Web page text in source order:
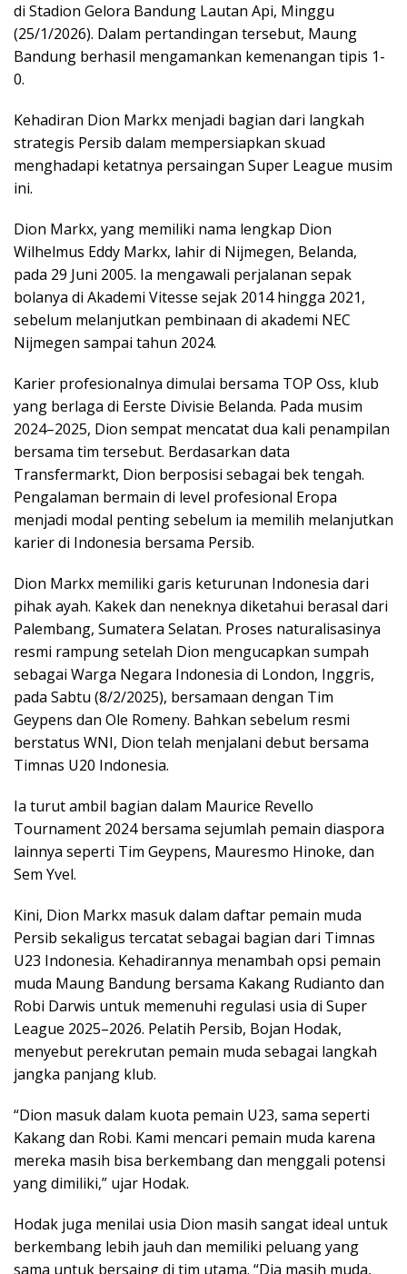
di Stadion Gelora Bandung Lautan Api, Minggu
(25/1/2026). Dalam pertandingan tersebut, Maung
Bandung berhasil mengamankan kemenangan tipis 1-
0.
Kehadiran Dion Markx menjadi bagian dari langkah
strategis Persib dalam mempersiapkan skuad
menghadapi ketatnya persaingan Super League musim
ini.
Dion Markx, yang memiliki nama lengkap Dion
Wilhelmus Eddy Markx, lahir di Nijmegen, Belanda,
pada 29 Juni 2005. Ia mengawali perjalanan sepak
bolanya di Akademi Vitesse sejak 2014 hingga 2021,
sebelum melanjutkan pembinaan di akademi NEC
Nijmegen sampai tahun 2024.
Karier profesionalnya dimulai bersama TOP Oss, klub
yang berlaga di Eerste Divisie Belanda. Pada musim
2024–2025, Dion sempat mencatat dua kali penampilan
bersama tim tersebut. Berdasarkan data
Transfermarkt, Dion berposisi sebagai bek tengah.
Pengalaman bermain di level profesional Eropa
menjadi modal penting sebelum ia memilih melanjutkan
karier di Indonesia bersama Persib.
Dion Markx memiliki garis keturunan Indonesia dari
pihak ayah. Kakek dan neneknya diketahui berasal dari
Palembang, Sumatera Selatan. Proses naturalisasinya
resmi rampung setelah Dion mengucapkan sumpah
sebagai Warga Negara Indonesia di London, Inggris,
pada Sabtu (8/2/2025), bersamaan dengan Tim
Geypens dan Ole Romeny. Bahkan sebelum resmi
berstatus WNI, Dion telah menjalani debut bersama
Timnas U20 Indonesia.
Ia turut ambil bagian dalam Maurice Revello
Tournament 2024 bersama sejumlah pemain diaspora
lainnya seperti Tim Geypens, Mauresmo Hinoke, dan
Sem Yvel.
Kini, Dion Markx masuk dalam daftar pemain muda
Persib sekaligus tercatat sebagai bagian dari Timnas
U23 Indonesia. Kehadirannya menambah opsi pemain
muda Maung Bandung bersama Kakang Rudianto dan
Robi Darwis untuk memenuhi regulasi usia di Super
League 2025–2026. Pelatih Persib, Bojan Hodak,
menyebut perekrutan pemain muda sebagai langkah
jangka panjang klub.
“Dion masuk dalam kuota pemain U23, sama seperti
Kakang dan Robi. Kami mencari pemain muda karena
mereka masih bisa berkembang dan menggali potensi
yang dimiliki,” ujar Hodak.
Hodak juga menilai usia Dion masih sangat ideal untuk
berkembang lebih jauh dan memiliki peluang yang
sama untuk bersaing di tim utama. “Dia masih muda,